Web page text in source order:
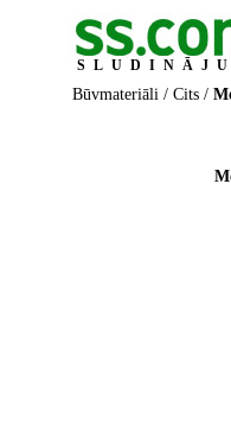
Būvmateriāli / Cits /